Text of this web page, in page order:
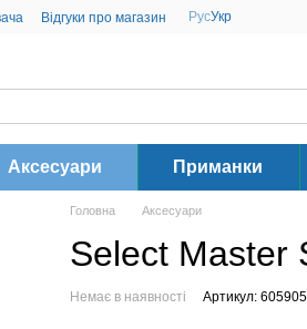
Відгуки про магазин РусУкр
Аксесуари Приманки
Головна Аксесуари
Select
Немає в наявності Артикул: 605905